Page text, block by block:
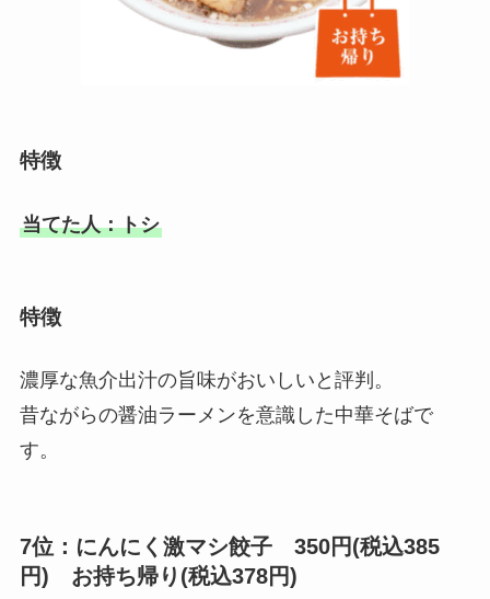
特徴
当てた人：トシ
特徴
濃厚な魚介出汁の旨味がおいしいと評判。
昔ながらの醤油ラーメンを意識した中華そばで
す。
7位：にんにく激マシ餃子 350円(税込385
円) お持ち帰り(税込378円)